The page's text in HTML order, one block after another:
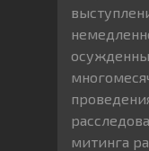
митинга